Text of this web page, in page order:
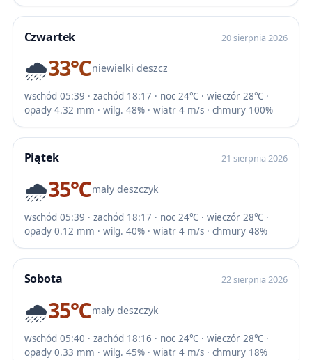
Czwartek 20 sierpnia 2026
🌧️33℃niewielki deszcz
wschód 05:39 · zachód 18:17 · noc 24℃ · wieczór 28℃ ·
opady 4.32 mm · wilg. 48% · wiatr 4 m/s · chmury 100%
Piątek 21 sierpnia 2026
🌧️35℃mały deszczyk
wschód 05:39 · zachód 18:17 · noc 24℃ · wieczór 28℃ ·
opady 0.12 mm · wilg. 40% · wiatr 4 m/s · chmury 48%
Sobota 22 sierpnia 2026
🌧️35℃mały deszczyk
wschód 05:40 · zachód 18:16 · noc 24℃ · wieczór 28℃ ·
opady 0.33 mm · wilg. 45% · wiatr 4 m/s · chmury 18%